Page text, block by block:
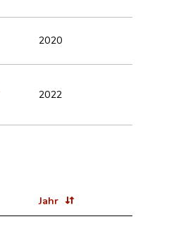
2020
2022
Jahr